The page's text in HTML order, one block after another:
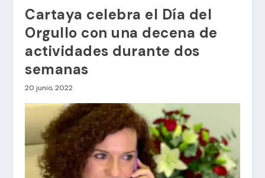
Cartaya celebra el Día del
Orgullo con una decena de
actividades durante dos
semanas
20 junio, 2022